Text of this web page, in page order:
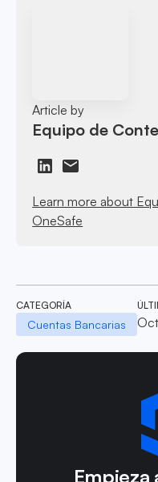
Article by
Equipo de
Learn more about
OneSafe
CATEGORÍA
Cuentas Bancarias
Empieza